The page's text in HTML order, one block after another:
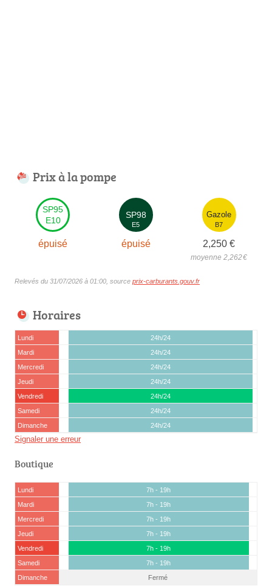
Prix à la pompe
SP95
E10
épuisé
SP98
E5
épuisé
Gazole
B7
2,250 €
moyenne 2,262€
Relevés du 31/07/2026 à 01:00, source prix-carburants.gouv.fr
Horaires
Lundi
24h/24
Mardi
24h/24
Mercredi
24h/24
Jeudi
24h/24
Vendredi
24h/24
Samedi
24h/24
Dimanche
24h/24
Signaler une erreur
Boutique
Lundi
7h - 19h
Mardi
7h - 19h
Mercredi
7h - 19h
Jeudi
7h - 19h
Vendredi
7h - 19h
Samedi
7h - 19h
Dimanche
Fermé